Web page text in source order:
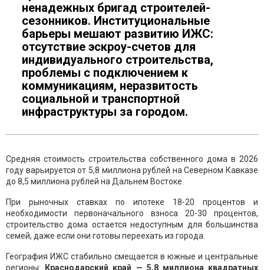
ненадежных бригад строителей-
сезонников. Институциональные
барьеры мешают развитию ИЖС:
отсутствие эскроу-счетов для
индивидуального строительства,
проблемы с подключением к
коммуникациям, неразвитость
социальной и транспортной
инфраструктуры за городом.
Средняя стоимость строительства собственного дома в 2026
году варьируется от 5,8 миллиона рублей на Северном Кавказе
до 8,5 миллиона рублей на Дальнем Востоке.
При рыночных ставках по ипотеке 18-20 процентов и
необходимости первоначального взноса 20-30 процентов,
строительство дома остается недоступным для большинства
семей, даже если они готовы переехать из города.
География ИЖС стабильно смещается в южные и центральные
регионы:
Краснодарский край — 5,8 миллиона квадратных